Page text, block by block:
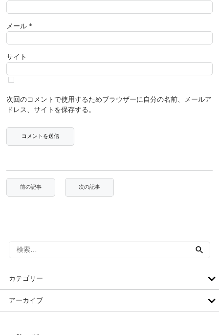
メール*
サイト
次回のコメントで使用するためブラウザーに自分の名前、メールア
ドレス、サイトを保存する。
検
カテゴリー
アーカイブ